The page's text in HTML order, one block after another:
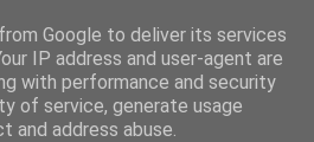
Google to deliver its services
IP address and user-agent are
with performance and security
of service, generate usage
address abuse.